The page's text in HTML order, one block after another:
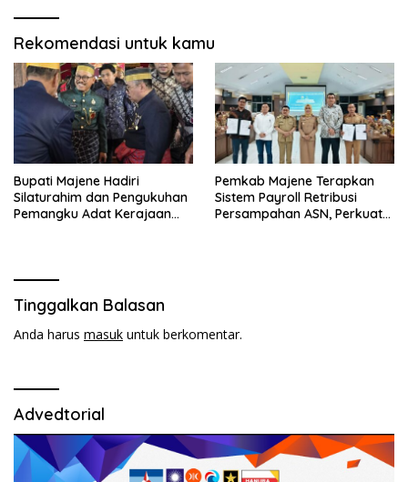
Rekomendasi untuk kamu
Bupati Majene Hadiri
Silaturahim dan Pengukuhan
Pemangku Adat Kerajaan
Pemkab Majene Terapkan
Sistem Payroll Retribusi
Persampahan ASN, Perkuat
Tinggalkan Balasan
Anda harus masuk untuk berkomentar.
Advedtorial